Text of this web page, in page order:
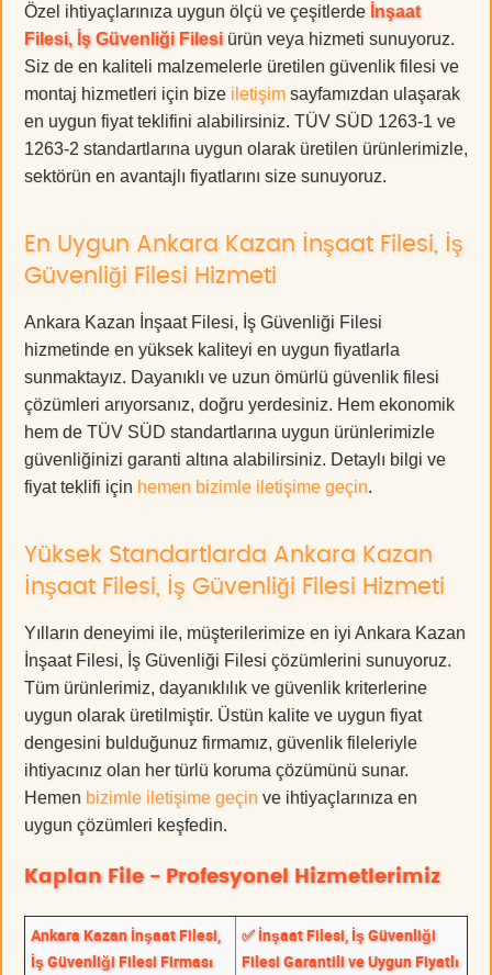
Özel ihtiyaçlarınıza uygun ölçü ve çeşitlerde İnşaat
Filesi, İş Güvenliği Filesi ürün veya hizmeti sunuyoruz.
Siz de en kaliteli malzemelerle üretilen güvenlik filesi ve
montaj hizmetleri için bize iletişim sayfamızdan ulaşarak
en uygun fiyat teklifini alabilirsiniz. TÜV SÜD 1263-1 ve
1263-2 standartlarına uygun olarak üretilen ürünlerimizle,
sektörün en avantajlı fiyatlarını size sunuyoruz.
En Uygun Ankara Kazan İnşaat Filesi, İş
Güvenliği Filesi Hizmeti
Ankara Kazan İnşaat Filesi, İş Güvenliği Filesi
hizmetinde en yüksek kaliteyi en uygun fiyatlarla
sunmaktayız. Dayanıklı ve uzun ömürlü güvenlik filesi
çözümleri arıyorsanız, doğru yerdesiniz. Hem ekonomik
hem de TÜV SÜD standartlarına uygun ürünlerimizle
güvenliğinizi garanti altına alabilirsiniz. Detaylı bilgi ve
fiyat teklifi için hemen bizimle iletişime geçin.
Yüksek Standartlarda Ankara Kazan
İnşaat Filesi, İş Güvenliği Filesi Hizmeti
Yılların deneyimi ile, müşterilerimize en iyi Ankara Kazan
İnşaat Filesi, İş Güvenliği Filesi çözümlerini sunuyoruz.
Tüm ürünlerimiz, dayanıklılık ve güvenlik kriterlerine
uygun olarak üretilmiştir. Üstün kalite ve uygun fiyat
dengesini bulduğunuz firmamız, güvenlik fileleriyle
ihtiyacınız olan her türlü koruma çözümünü sunar.
Hemen bizimle iletişime geçin ve ihtiyaçlarınıza en
uygun çözümleri keşfedin.
Kaplan File - Profesyonel Hizmetlerimiz
Ankara Kazan İnşaat Filesi,
İş Güvenliği Filesi Firması
✅ İnşaat Filesi, İş Güvenliği
Filesi Garantili ve Uygun Fiyatlı